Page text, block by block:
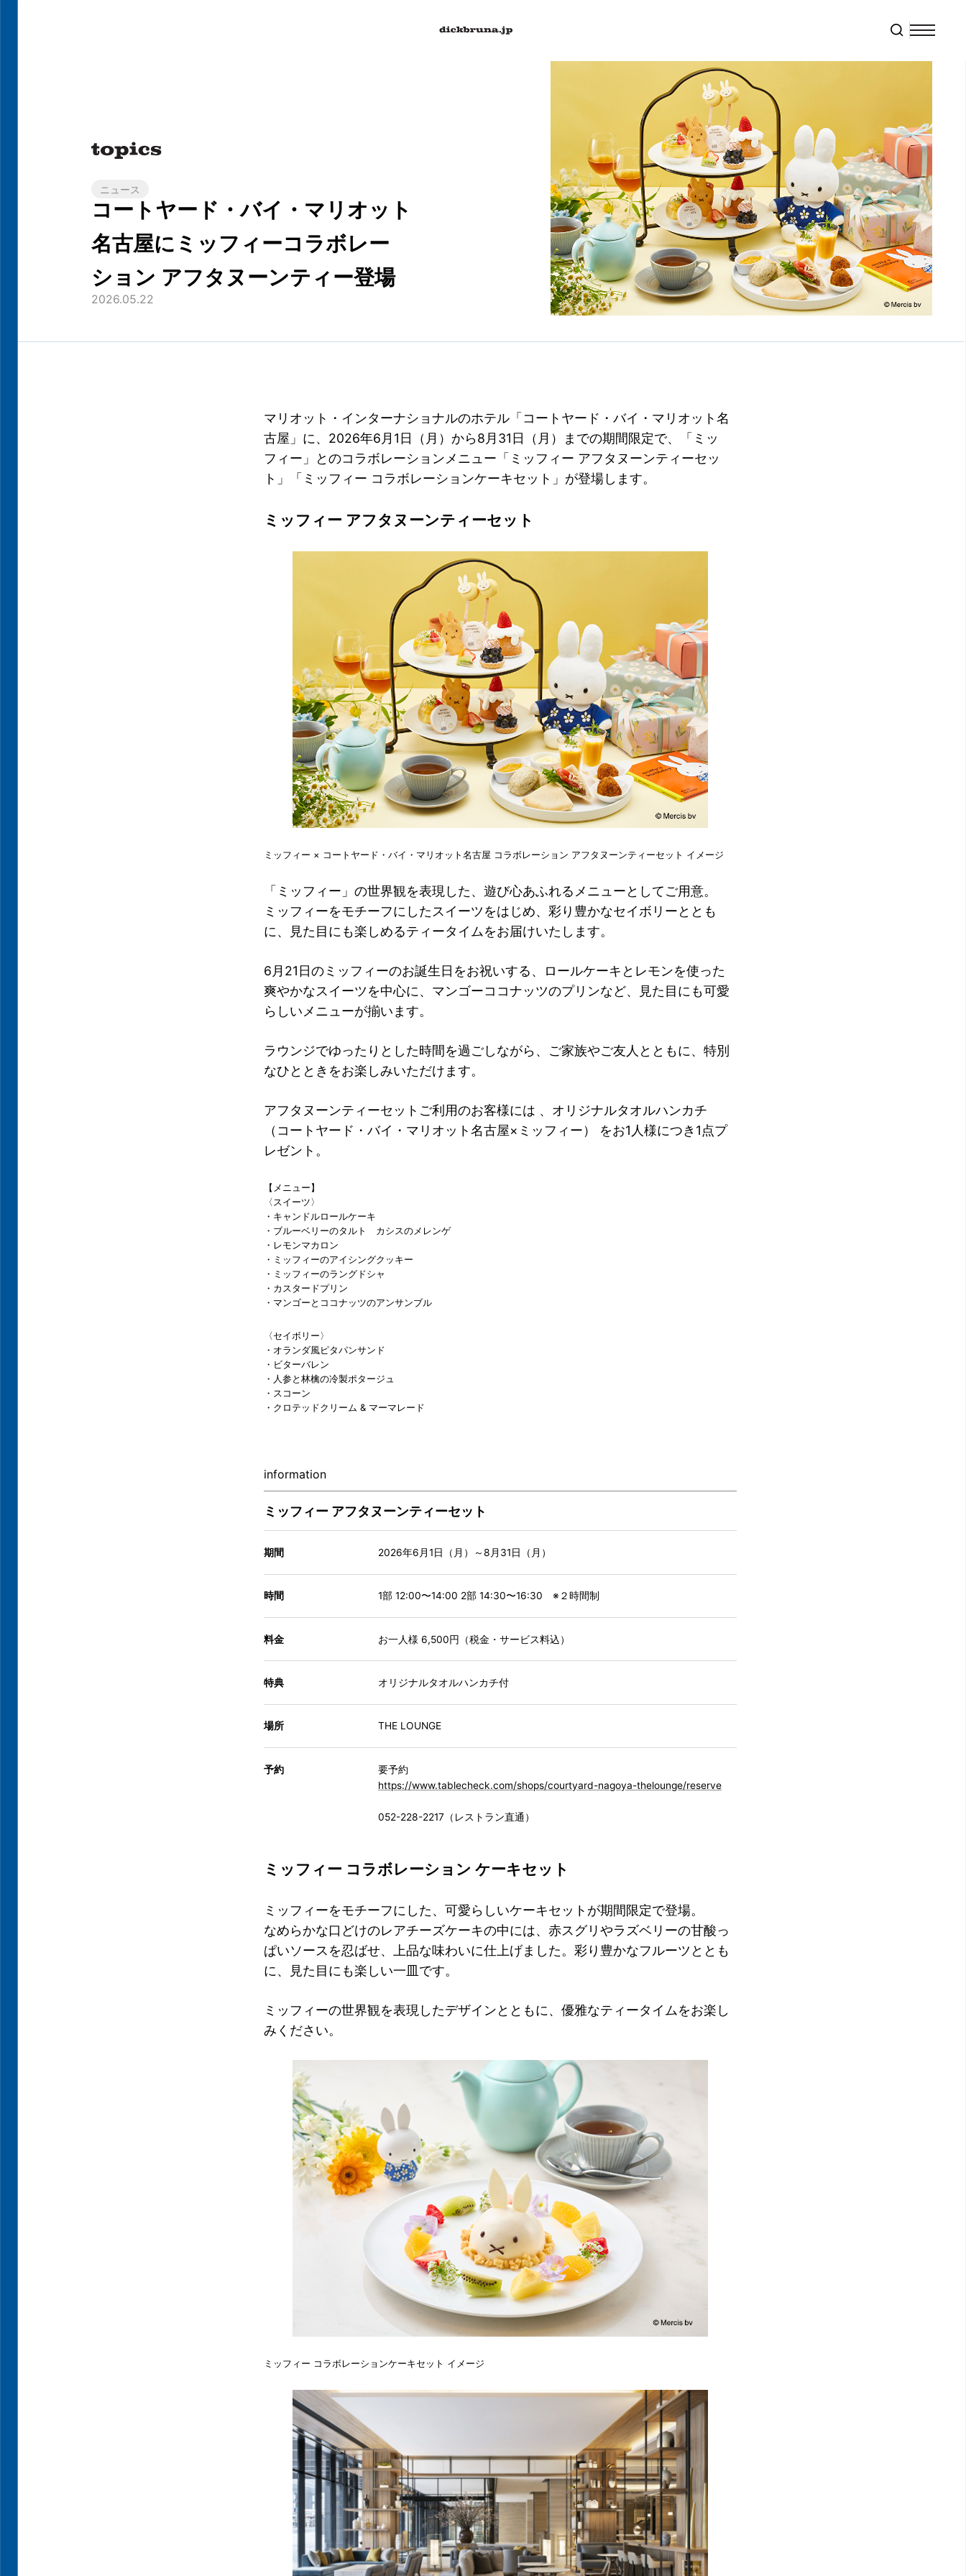
ニュース
コートヤード・バイ・マリオット
名古屋にミッフィーコラボレー
ション アフタヌーンティー登場
2026.05.22
マリオット・インターナショナルのホテル「コートヤード・バイ・マリオット名
古屋」に、2026年6月1日（月）から8月31日（月）までの期間限定で、「ミッ
フィー」とのコラボレーションメニュー「ミッフィー アフタヌーンティーセッ
ト」「ミッフィー コラボレーションケーキセット」が登場します。
ミッフィー アフタヌーンティーセット
ミッフィー × コートヤード・バイ・マリオット名古屋 コラボレーション アフタヌーンティーセット イメージ
「ミッフィー」の世界観を表現した、遊び心あふれるメニューとしてご用意。
ミッフィーをモチーフにしたスイーツをはじめ、彩り豊かなセイボリーととも
に、見た目にも楽しめるティータイムをお届けいたします。
6月21日のミッフィーのお誕生日をお祝いする、ロールケーキとレモンを使った
爽やかなスイーツを中心に、マンゴーココナッツのプリンなど、見た目にも可愛
らしいメニューが揃います。
ラウンジでゆったりとした時間を過ごしながら、ご家族やご友人とともに、特別
なひとときをお楽しみいただけます。
アフタヌーンティーセットご利用のお客様には 、オリジナルタオルハンカチ
（コートヤード・バイ・マリオット名古屋×ミッフィー） をお1人様につき1点プ
レゼント。
【メニュー】
〈スイーツ〉
・キャンドルロールケーキ
・ブルーベリーのタルト カシスのメレンゲ
・レモンマカロン
・ミッフィーのアイシングクッキー
・ミッフィーのラングドシャ
・カスタードプリン
・マンゴーとココナッツのアンサンブル
〈セイボリー〉
・オランダ風ピタパンサンド
・ビターバレン
・人参と林檎の冷製ポタージュ
・スコーン
・クロテッドクリーム & マーマレード
information
ミッフィー アフタヌーンティーセット
期間 2026年6月1日（月）～8月31日（月）
時間 1部 12:00〜14:00 2部 14:30〜16:30 ※２時間制
料金 お一人様 6,500円（税金・サービス料込）
特典 オリジナルタオルハンカチ付
場所 THE LOUNGE
予約
要予約
https://www.tablecheck.com/shops/courtyard-nagoya-thelounge/reserve
052-228-2217（レストラン直通）
ミッフィー コラボレーション ケーキセット
ミッフィーをモチーフにした、可愛らしいケーキセットが期間限定で登場。
なめらかな口どけのレアチーズケーキの中には、赤スグリやラズベリーの甘酸っ
ぱいソースを忍ばせ、上品な味わいに仕上げました。彩り豊かなフルーツととも
に、見た目にも楽しい一皿です。
ミッフィーの世界観を表現したデザインとともに、優雅なティータイムをお楽し
みください。
ミッフィー コラボレーションケーキセット イメージ